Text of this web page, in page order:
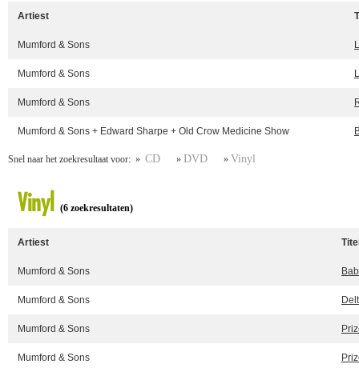
Artiest
Mumford & Sons
Mumford & Sons
Mumford & Sons
Mumford & Sons + Edward Sharpe + Old Crow Medicine Show
Snel naar het zoekresultaat voor: » CD » DVD » Vinyl
Vinyl (6 zoekresultaten)
Artiest
Mumford & Sons
Mumford & Sons
Mumford & Sons
Mumford & Sons